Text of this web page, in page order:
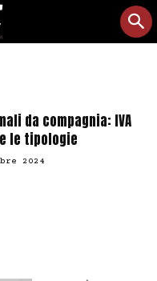
da compagnia: IVA
le tipologie
2024